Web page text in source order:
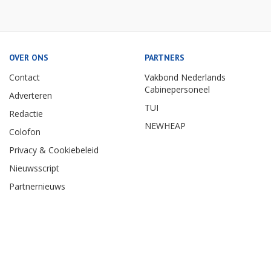
OVER ONS
Contact
Adverteren
Redactie
Colofon
Privacy & Cookiebeleid
Nieuwsscript
Partnernieuws
PARTNERS
Vakbond Nederlands
Cabinepersoneel
TUI
NEWHEAP